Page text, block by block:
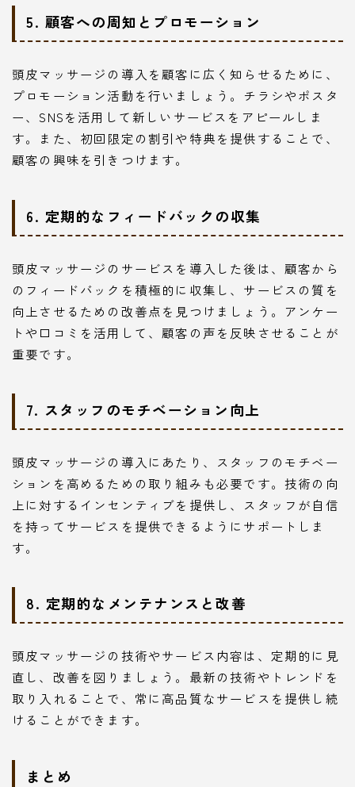
5. 顧客への周知とプロモーション
頭皮マッサージの導入を顧客に広く知らせるために、
プロモーション活動を行いましょう。チラシやポスタ
ー、SNSを活用して新しいサービスをアピールしま
す。また、初回限定の割引や特典を提供することで、
顧客の興味を引きつけます。
6. 定期的なフィードバックの収集
頭皮マッサージのサービスを導入した後は、顧客から
のフィードバックを積極的に収集し、サービスの質を
向上させるための改善点を見つけましょう。アンケー
トや口コミを活用して、顧客の声を反映させることが
重要です。
7. スタッフのモチベーション向上
頭皮マッサージの導入にあたり、スタッフのモチベー
ションを高めるための取り組みも必要です。技術の向
上に対するインセンティブを提供し、スタッフが自信
を持ってサービスを提供できるようにサポートしま
す。
8. 定期的なメンテナンスと改善
頭皮マッサージの技術やサービス内容は、定期的に見
直し、改善を図りましょう。最新の技術やトレンドを
取り入れることで、常に高品質なサービスを提供し続
けることができます。
まとめ